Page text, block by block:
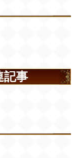
記事